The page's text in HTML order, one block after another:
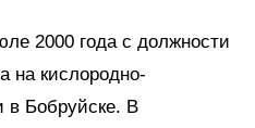
2000 года с должности
на кислородно-
в Бобруйске. В